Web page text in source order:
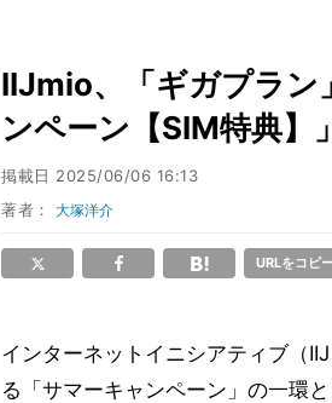
IIJmio、「ギガプラン
ンペーン【SIM特典】」
掲載日 2025/06/06 16:13
著者：大塚洋介
URLをコピ
インターネットイニシアティブ（
る「サマーキャンペーン」の一環